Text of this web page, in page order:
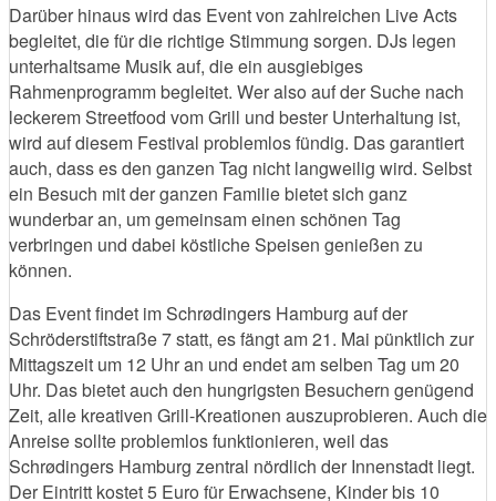
Darüber hinaus wird das Event von zahlreichen Live Acts
begleitet, die für die richtige Stimmung sorgen. DJs legen
unterhaltsame Musik auf, die ein ausgiebiges
Rahmenprogramm begleitet. Wer also auf der Suche nach
leckerem Streetfood vom Grill und bester Unterhaltung ist,
wird auf diesem Festival problemlos fündig. Das garantiert
auch, dass es den ganzen Tag nicht langweilig wird. Selbst
ein Besuch mit der ganzen Familie bietet sich ganz
wunderbar an, um gemeinsam einen schönen Tag
verbringen und dabei köstliche Speisen genießen zu
können.
Das Event findet im Schrødingers Hamburg auf der
Schröderstiftstraße 7 statt, es fängt am 21. Mai pünktlich zur
Mittagszeit um 12 Uhr an und endet am selben Tag um 20
Uhr. Das bietet auch den hungrigsten Besuchern genügend
Zeit, alle kreativen Grill-Kreationen auszuprobieren. Auch die
Anreise sollte problemlos funktionieren, weil das
Schrødingers Hamburg zentral nördlich der Innenstadt liegt.
Der Eintritt kostet 5 Euro für Erwachsene, Kinder bis 10